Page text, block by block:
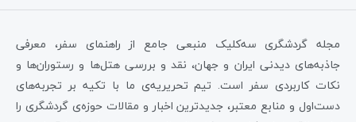
مجله گردشگری سه‌کلیک منبعی جامع از راهنمای سفر، معرفی
جاذبه‌های دیدنی ایران و جهان، نقد و بررسی هتل‌ها و رستوران‌ها و
نکات کاربردی سفر است. تیم تحریریه‌ی ما با تکیه بر تجربه‌های
دست‌اول و منابع معتبر، جدیدترین اخبار و مقالات حوزه‌ی گردشگری را